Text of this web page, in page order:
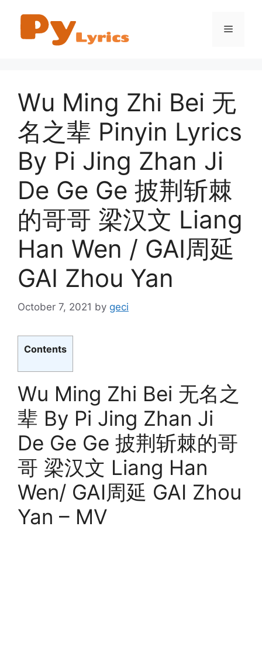
content
Menu
Wu Ming Zhi Bei 无
名之辈 Pinyin Lyrics
By Pi Jing Zhan Ji
De Ge Ge 披荆斩棘
的哥哥 梁汉文 Liang
Han Wen / GAI周延
GAI Zhou Yan
October 7, 2021 by geci
Contents
Wu Ming Zhi Bei 无名之
辈 By Pi Jing Zhan Ji
De Ge Ge 披荆斩棘的哥
哥 梁汉文 Liang Han
Wen/ GAI周延 GAI Zhou
Yan – MV